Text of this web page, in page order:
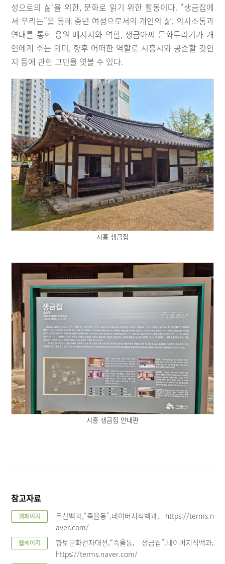
성으로의 삶’을 위한, 문화로 읽기 위한 활동이다. “생금집에
서 우리는”을 통해 중년 여성으로서의 개인의 삶, 의사소통과
연대를 통한 응원 메시지와 역할, 생금아씨 문화두리기가 개
인에게 주는 의미, 향후 어떠한 역할로 시흥시와 공존할 것인
지 등에 관한 고민을 엿볼 수 있다.
시흥 생금집
시흥 생금집 안내판
참고자료
웹페이지
두산백과,“죽율동”,네이버지식백과, https://terms.n
aver.com/
웹페이지
향토문화전자대전,“죽율동, 생금집”,네이버지식백과,
https://terms.naver.com/